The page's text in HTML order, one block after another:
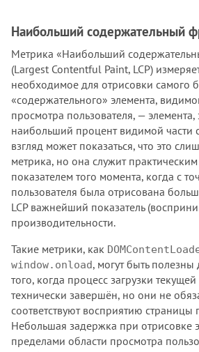
Наибольший содержательный
Метрика «Наибольший
(Largest Contentful Paint, LCP)
необходимое для отрисовки самого
«содержательного» элемента,
просмотра пользователя, —
наибольший процент видимой части
взгляд может показаться, что это
метрика, но она служит
показателем того момента, когда с
пользователя была отрисована
LCP важнейший показатель
производительности.
Такие метрики, как
window.onload, могут быть
того, когда процесс загрузки
технически завершён, но они не
соответствуют восприятию страницы
Небольшая задержка при отрисовке
пределами области просмотра